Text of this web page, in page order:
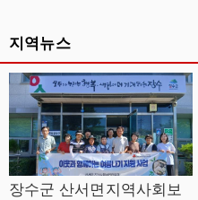
지역뉴스
장수군 산서면지역사회보